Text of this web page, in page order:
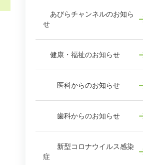
あびらチャンネルのお知ら
せ
健康・福祉のお知らせ
医科からのお知らせ
歯科からのお知らせ
新型コロナウイルス感染
症